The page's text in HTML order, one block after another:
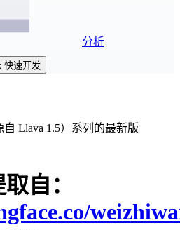
分析
快速开发
Llava 1.5）系列的最新版
自：